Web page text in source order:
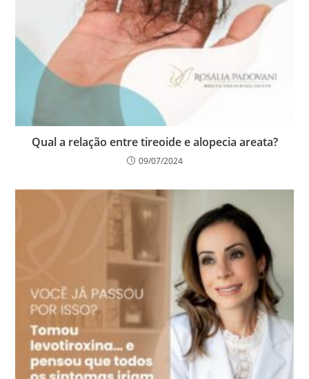
Qual a relação entre tireoide e alopecia areata?
09/07/2024